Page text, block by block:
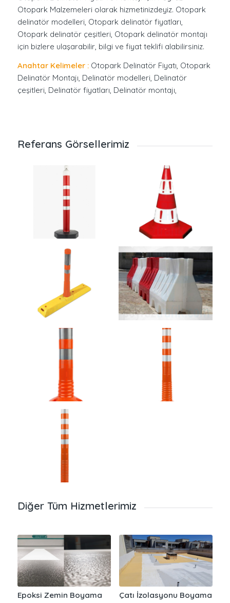
Otopark Malzemeleri olarak hizmetinizdeyiz. Otopark
delinatör modelleri, Otopark delinatör fiyatları,
Otopark delinatör çeşitleri, Otopark delinatör montajı
için bizlere ulaşarabilir, bilgi ve fiyat teklifi alabilirsiniz.
Anahtar Kelimeler :Otopark Delinatör Fiyatı, Otopark
Delinatör Montajı, Delinatör modelleri, Delinatör
çeşitleri, Delinatör fiyatları, Delinatör montajı,
Referans Görsellerimiz
Diğer Tüm Hizmetlerimiz
Epoksi Zemin Boyama Çatı İzolasyonu Boyama